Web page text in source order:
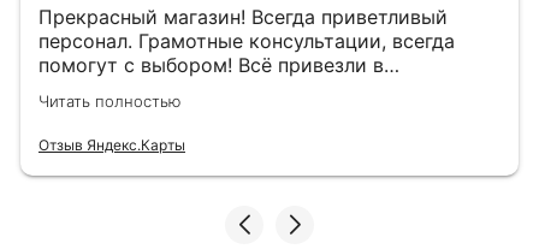
Прекрасный магазин! Всегда приветливый
персонал. Грамотные консультации, всегда
помогут с выбором! Всё привезли в
назначенный день!
Читать полностью
Отзыв Яндекс.Карты